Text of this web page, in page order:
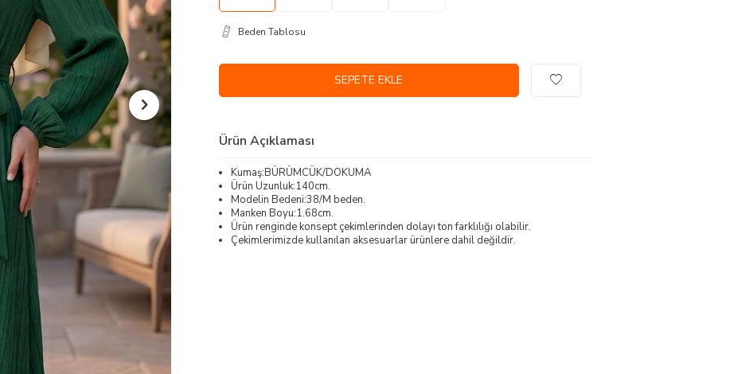
Beden Tablosu
SEPETE EKLE
Ürün Açıklaması
Kumaş:BÜRÜMCÜK/DOKUMA
Ürün Uzunluk:140cm.
Modelin Bedeni:38/M beden.
Manken Boyu:1.68cm.
Ürün renginde konsept çekimlerinden dolayı ton farklılığı olabilir.
Çekimlerimizde kullanılan aksesuarlar ürünlere dahil değildir.